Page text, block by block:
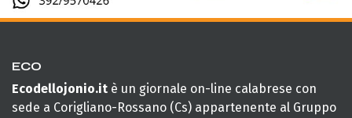
ECO
Ecodellojonio.it è un giornale on-line calabrese con
sede a Corigliano-Rossano (Cs) appartenente al Gruppo